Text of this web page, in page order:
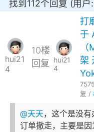
找到112个回复 (用户:
hui21
4
10楼
回复 hui21
4
打
于
架
复 /
@天天，这个是没
订单撤走，主要是